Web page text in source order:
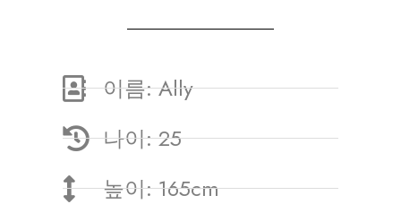
이름: Ally
나이: 25
높이: 165cm